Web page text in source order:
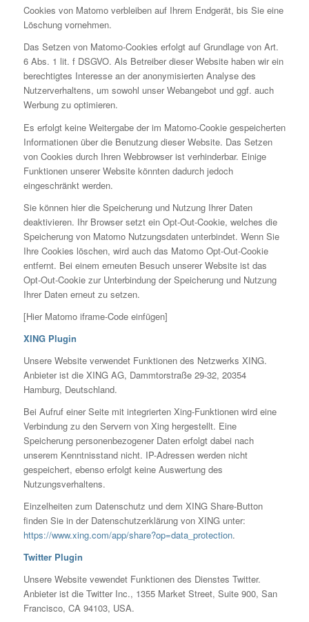
Cookies von Matomo verbleiben auf Ihrem Endgerät, bis Sie eine
Löschung vornehmen.
Das Setzen von Matomo-Cookies erfolgt auf Grundlage von Art.
6 Abs. 1 lit. f DSGVO. Als Betreiber dieser Website haben wir ein
berechtigtes Interesse an der anonymisierten Analyse des
Nutzerverhaltens, um sowohl unser Webangebot und ggf. auch
Werbung zu optimieren.
Es erfolgt keine Weitergabe der im Matomo-Cookie gespeicherten
Informationen über die Benutzung dieser Website. Das Setzen
von Cookies durch Ihren Webbrowser ist verhinderbar. Einige
Funktionen unserer Website könnten dadurch jedoch
eingeschränkt werden.
Sie können hier die Speicherung und Nutzung Ihrer Daten
deaktivieren. Ihr Browser setzt ein Opt-Out-Cookie, welches die
Speicherung von Matomo Nutzungsdaten unterbindet. Wenn Sie
Ihre Cookies löschen, wird auch das Matomo Opt-Out-Cookie
entfernt. Bei einem erneuten Besuch unserer Website ist das
Opt-Out-Cookie zur Unterbindung der Speicherung und Nutzung
Ihrer Daten erneut zu setzen.
[Hier Matomo iframe-Code einfügen]
XING Plugin
Unsere Website verwendet Funktionen des Netzwerks XING.
Anbieter ist die XING AG, Dammtorstraße 29-32, 20354
Hamburg, Deutschland.
Bei Aufruf einer Seite mit integrierten Xing-Funktionen wird eine
Verbindung zu den Servern von Xing hergestellt. Eine
Speicherung personenbezogener Daten erfolgt dabei nach
unserem Kenntnisstand nicht. IP-Adressen werden nicht
gespeichert, ebenso erfolgt keine Auswertung des
Nutzungsverhaltens.
Einzelheiten zum Datenschutz und dem XING Share-Button
finden Sie in der Datenschutzerklärung von XING unter:
https://www.xing.com/app/share?op=data_protection.
Twitter Plugin
Unsere Website vewendet Funktionen des Dienstes Twitter.
Anbieter ist die Twitter Inc., 1355 Market Street, Suite 900, San
Francisco, CA 94103, USA.